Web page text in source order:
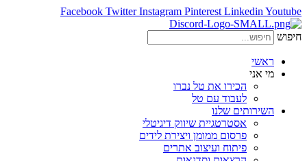
Facebook Twitter Instagram Pinterest Linkedin Youtube
חיפוש
ראשי
מי אני
הכירו את טל נברו
לעבוד עם טל
השירותים שלנו
אסטרטגיית שיווק דיגיטלי
פרסום ממומן ויצירת לידים
פיתוח ועיצוב אתרים